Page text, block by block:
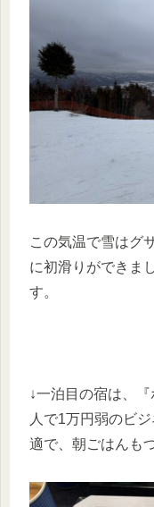
この気温で雪はグ
に初滑りができま
す。
↓一泊目の宿は、
人で1万円弱のビ
適で、朝ごはんも